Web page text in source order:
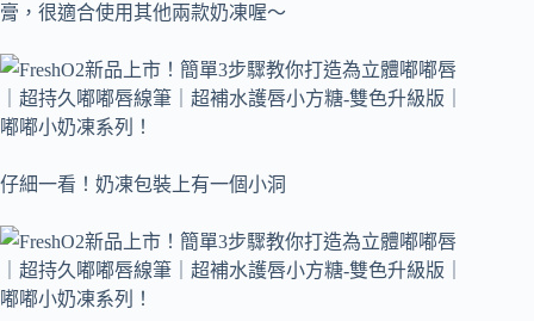
膏，很適合使用其他兩款奶凍喔～
仔細一看！奶凍包裝上有一個小洞